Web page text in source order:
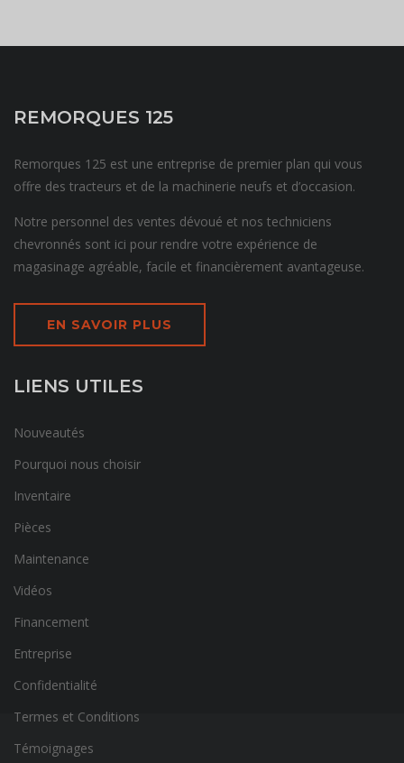
REMORQUES 125
Remorques 125 est une entreprise de premier plan qui vous
offre des tracteurs et de la machinerie neufs et d’occasion.
Notre personnel des ventes dévoué et nos techniciens
chevronnés sont ici pour rendre votre expérience de
magasinage agréable, facile et financièrement avantageuse.
EN SAVOIR PLUS
LIENS UTILES
Nouveautés
Pourquoi nous choisir
Inventaire
Pièces
Maintenance
Vidéos
Financement
Entreprise
Confidentialité
Termes et Conditions
Témoignages